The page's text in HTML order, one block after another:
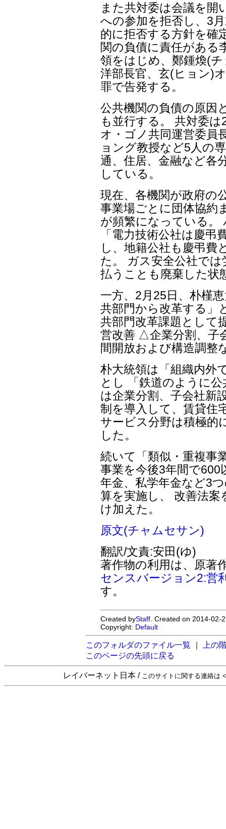
また共対委は会議を開
への参加を拒否し、3
的に拒否する方針を確
関の負債に責任がある
領をはじめ、鄭鍾煥(
洋部長官、玄(ヒョン)
罪で告発する。
公共機関の負債の原因
も並行する。 共対委
オ・ゴノ共同運営委員
ョング教授など5人の
通、住居、金融など各
している。
現在、各機関が政府の
事業場ごとに団体協約
が頻繁になっている。
「電力技術公社は慶
し、地籍公社も慶弔費
た。 ガス安全公社で
払うことも廃棄した状
一方、2月25日、朴槿
共部門から改革する」
共部門改革課題として
営改善 △企業分割、子
間開放および構造調整
朴大統領は「組織内外
とし 「鉄道のように
は企業分割、子会社新
制を導入して、賃貸住
サービス分野は積極的
した。
続いて「類似・重複事
事業を今後3年間で600
年金、私学年金など3
算を実施し、 改善法
け加えた。
原文(チャムセサン)
翻訳/文責:安田(ゆ)
著作物の利用は、原著
センスバージョン2:営
す。
Created byStaff . Created on 2014-
Copyright: Default
このフォルダのファイル一覧
上の
このページの先頭に戻る
レイバーネット日本 / このサイトに関する連絡は